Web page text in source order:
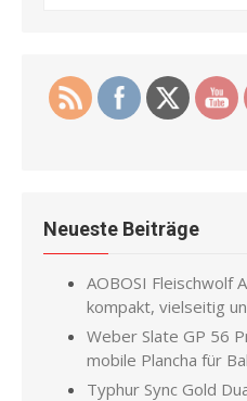
Neueste Beiträge
AOBOSI Fleischwolf
kompakt, vielseitig
Weber Slate GP 56
mobile Plancha für
Typhur Sync Gold